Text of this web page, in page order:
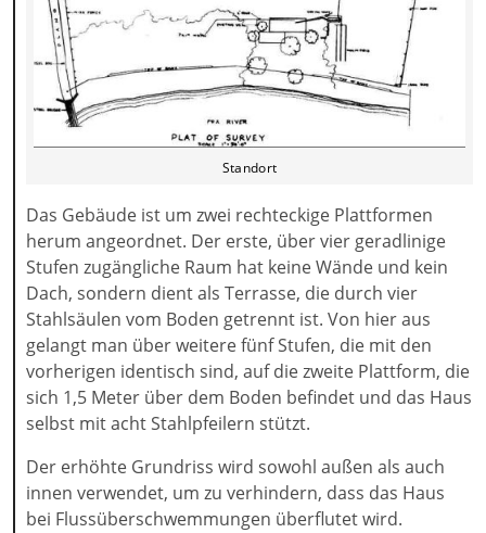
Standort
Das Gebäude ist um zwei rechteckige Plattformen
herum angeordnet. Der erste, über vier geradlinige
Stufen zugängliche Raum hat keine Wände und kein
Dach, sondern dient als Terrasse, die durch vier
Stahlsäulen vom Boden getrennt ist. Von hier aus
gelangt man über weitere fünf Stufen, die mit den
vorherigen identisch sind, auf die zweite Plattform, die
sich 1,5 Meter über dem Boden befindet und das Haus
selbst mit acht Stahlpfeilern stützt.
Der erhöhte Grundriss wird sowohl außen als auch
innen verwendet, um zu verhindern, dass das Haus
bei Flussüberschwemmungen überflutet wird.